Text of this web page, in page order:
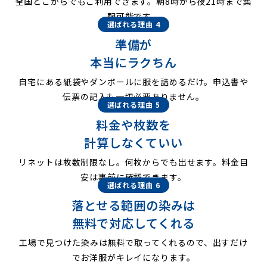
配可能です。
選ばれる理由 4
準備が
本当にラクちん
自宅にある紙袋やダンボールに服を詰めるだけ。申込書や
伝票の記入も一切必要ありません。
選ばれる理由 5
料金や枚数を
計算しなくていい
リネットは枚数制限なし。何枚からでも出せます。料金目
安は事前に確認できます。
選ばれる理由 6
落とせる範囲の染みは
無料で対応してくれる
工場で見つけた染みは無料で取ってくれるので、出すだけ
でお洋服がキレイになります。